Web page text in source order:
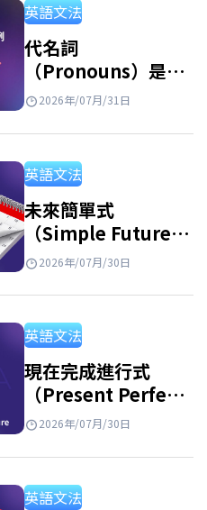
是指句子中的主
事物時，用來指稱執
。此外，反身代名詞
己完成某個動作。
英語文法
代名詞
（Pronouns）是什
麼？英文代名詞種
2026年/07月/31日
英語文法
未來簡單式
（Simple Future
Tense）：公式、用
2026年/07月/30日
英語文法
現在完成進行式
（Present Perfect
Continuous
習
2026年/07月/30日
英語文法